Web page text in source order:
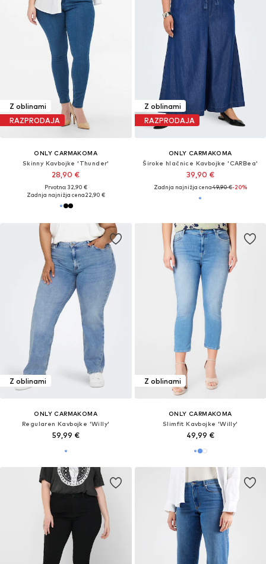
Z oblinami
RAZPRODAJA
ONLY CARMAKOMA
Skinny Kavbojke 'Thunder'
28,90 €
Prvotno: 32,90 €
Zadnja najnižja cena22,90 €
Z oblinami
RAZPRODAJA
ONLY CARMAKOMA
Široke hlačnice Kavbojke 'CARBea'
39,90 €
Zadnja najnižja cena49,90 €-20%
Z oblinami
ONLY CARMAKOMA
Regularen Kavbojke 'Willy'
59,99 €
Z oblinami
ONLY CARMAKOMA
Slimfit Kavbojke 'Willy'
49,99 €